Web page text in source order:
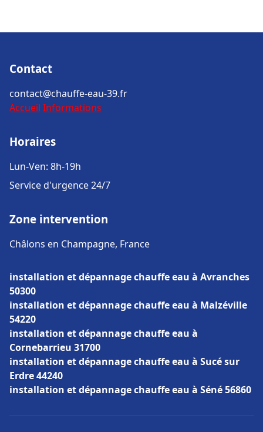
Contact
contact@chauffe-eau-39.fr
Accueil Informations
Horaires
Lun-Ven: 8h-19h
Service d'urgence 24/7
Zone intervention
Châlons en Champagne, France
installation et dépannage chauffe eau à Avranches
50300
installation et dépannage chauffe eau à Malzéville
54220
installation et dépannage chauffe eau à
Cornebarrieu 31700
installation et dépannage chauffe eau à Sucé sur
Erdre 44240
installation et dépannage chauffe eau à Séné 56860